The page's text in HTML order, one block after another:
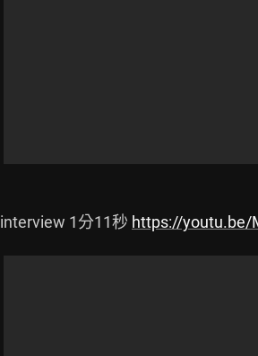
interview 1分11秒 https://youtu.be/